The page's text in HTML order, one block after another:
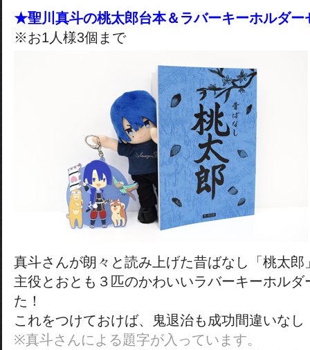
★聖川真斗の桃太郎台本＆ラバーキーホルダー
※お1人様3個まで
真斗さんが朗々と読み上げた昔ばなし「桃太郎
主役とおとも３匹のかわいいラバーキーホル
た！
これをつけておけば、鬼退治も成功間違いなし
※真斗さんによる題字が入っています。